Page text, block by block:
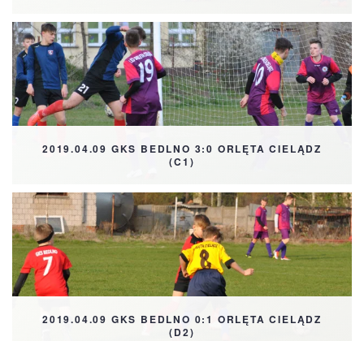
2019.04.09 GKS BEDLNO 3:0 ORLĘTA CIELĄDZ
(C1)
2019.04.09 GKS BEDLNO 0:1 ORLĘTA CIELĄDZ
(D2)